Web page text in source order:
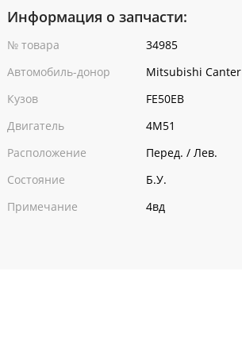
Информация о запчасти:
№ товара
34985
Автомобиль-донор
Mitsubishi Canter
Кузов
FE50EB
Двигатель
4M51
Расположение
Перед. / Лев.
Состояние
Б.У.
Примечание
4вд